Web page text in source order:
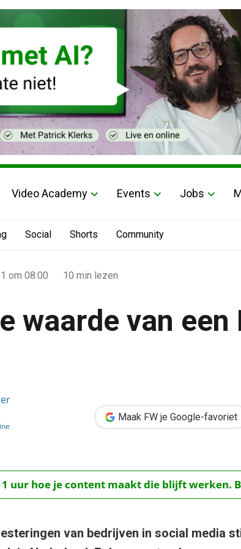
Video Academy Events Jobs
Social Shorts Community
om 08:00 10 min lezen
waarde van een
Maak FW je Google-favoriet
1 uur hoe je content maakt die blijft werken.
van bedrijven in social media